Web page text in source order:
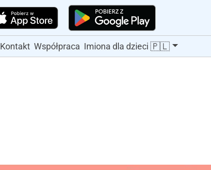
Kontakt Współpraca Imiona dla dzieci 🇵🇱